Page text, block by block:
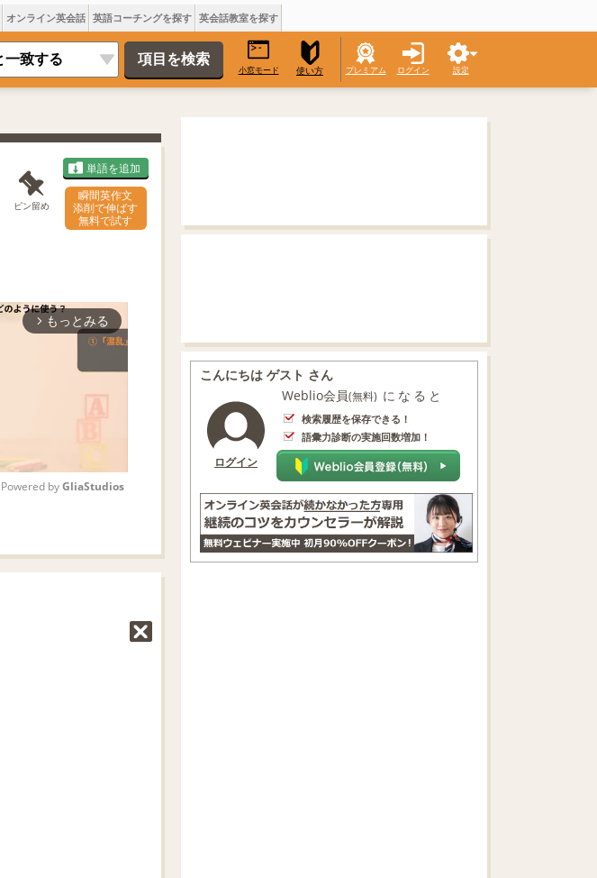
オンライン英会話 英語コーチングを探す 英会話教室を探す
小窓モード 使い方 プレミアム ログイン 設定
ピン留め
単語を追加
瞬間英作文
添削で伸ばす
無料で試す
arrow_forward_ios もっとみる
Powered by GliaStudios
こんにちは ゲスト さん
ログイン
Weblio会員(無料) になると
検索履歴を保存できる！
語彙力診断の実施回数増加！